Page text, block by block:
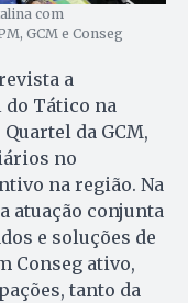
com
GCM e Conseg
a
do Tático na
da GCM,
no
na região. Na
atuação conjunta
e soluções de
Conseg ativo,
tanto da